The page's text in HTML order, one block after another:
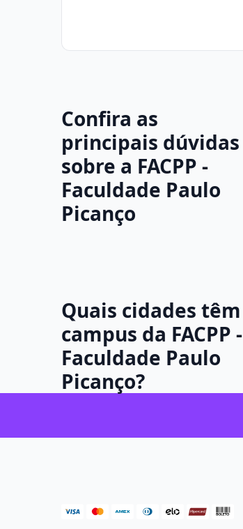
Confira as
principais dúvidas
sobre a FACPP -
Faculdade Paulo
Picanço
Quais cidades têm
campus da FACPP -
Faculdade Paulo
Picanço?